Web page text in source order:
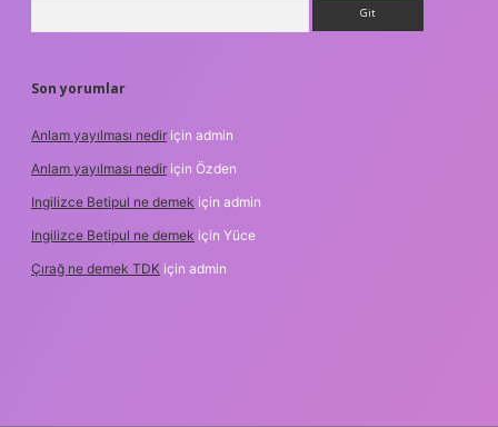
Son yorumlar
Anlam yayılması nedir için admin
Anlam yayılması nedir için Özden
Ingilizce Betipul ne demek için admin
Ingilizce Betipul ne demek için Yüce
Çırağ ne demek TDK için admin